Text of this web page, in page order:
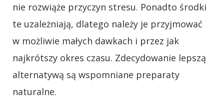
nie rozwiąże przyczyn stresu. Ponadto środki
te uzależniają, dlatego należy je przyjmować
w możliwie małych dawkach i przez jak
najkrótszy okres czasu. Zdecydowanie lepszą
alternatywą są wspomniane preparaty
naturalne.